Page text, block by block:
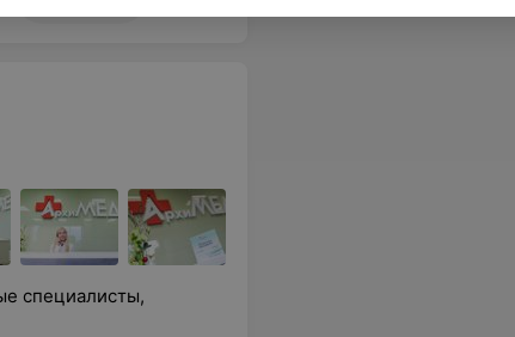
специалисты,